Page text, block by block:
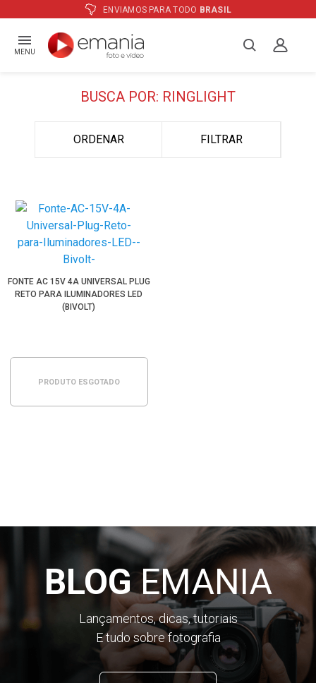
ENVIAMOS PARA TODO BRASIL
MENU
BUSCA POR: RINGLIGHT
ORDENAR FILTRAR
FONTE AC 15V 4A UNIVERSAL PLUG
RETO PARA ILUMINADORES LED
(BIVOLT)
PRODUTO ESGOTADO
BLOGEMANIA
Lançamentos, dicas, tutoriais
E tudo sobre fotografia